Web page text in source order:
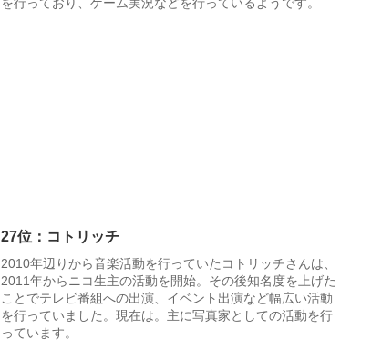
27位：コトリッチ
2010年辺りから音楽活動を行っていたコトリッチさんは、
2011年からニコ生主の活動を開始。その後知名度を上げた
ことでテレビ番組への出演、イベント出演など幅広い活動
を行っていました。現在は。主に写真家としての活動を行
っています。